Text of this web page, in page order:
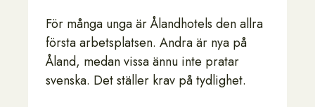
För många unga är Ålandhotels den allra
första arbetsplatsen. Andra är nya på
Åland, medan vissa ännu inte pratar
svenska. Det ställer krav på tydlighet.